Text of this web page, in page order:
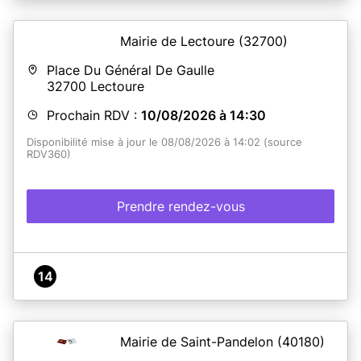
En savoir plus
Mairie de Lectoure (32700)
Place Du Général De Gaulle
32700 Lectoure
Prochain RDV : 10/08/2026 à 14:30
Disponibilité mise à jour le 08/08/2026 à 14:02 (source
RDV360)
Prendre rendez-vous
14
Mairie de Saint-Pandelon (40180)